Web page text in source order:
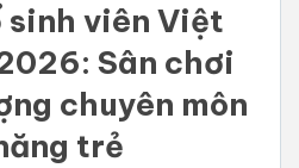
sinh viên Việt
Sân chơi
chuyên môn
trẻ